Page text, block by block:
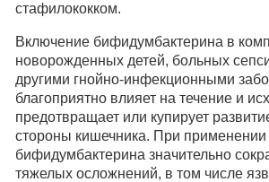
стафилококком.
Включение бифидумбактерина в
новорожденных детей, больных
другими гнойно-инфекционными
благоприятно влияет на течение и
предотвращает или купирует
стороны кишечника. При применении
бифидумбактерина значительно
тяжелых осложнений, в том числе